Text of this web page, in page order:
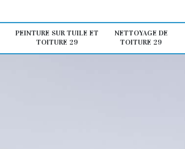
PEINTURE SUR TUILE ET
TOITURE 29
NETTOYAGE DE
TOITURE 29